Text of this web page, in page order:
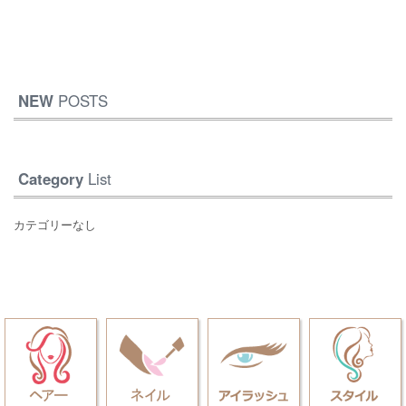
NEW POSTS
Category List
カテゴリーなし